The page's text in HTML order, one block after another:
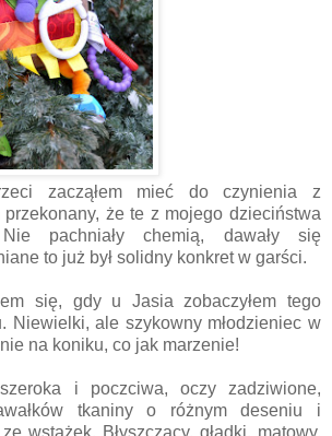
zacząłem mieć do czynienia z
przekonany, że te z mojego dzieciństwa
pachniały chemią, dawały się
to już był solidny konkret w garści.
się, gdy u Jasia zobaczyłem tego
Niewielki, ale szykowny młodzieniec w
na koniku, co jak marzenie!
i poczciwa, oczy zadziwione,
tkaniny o różnym deseniu i